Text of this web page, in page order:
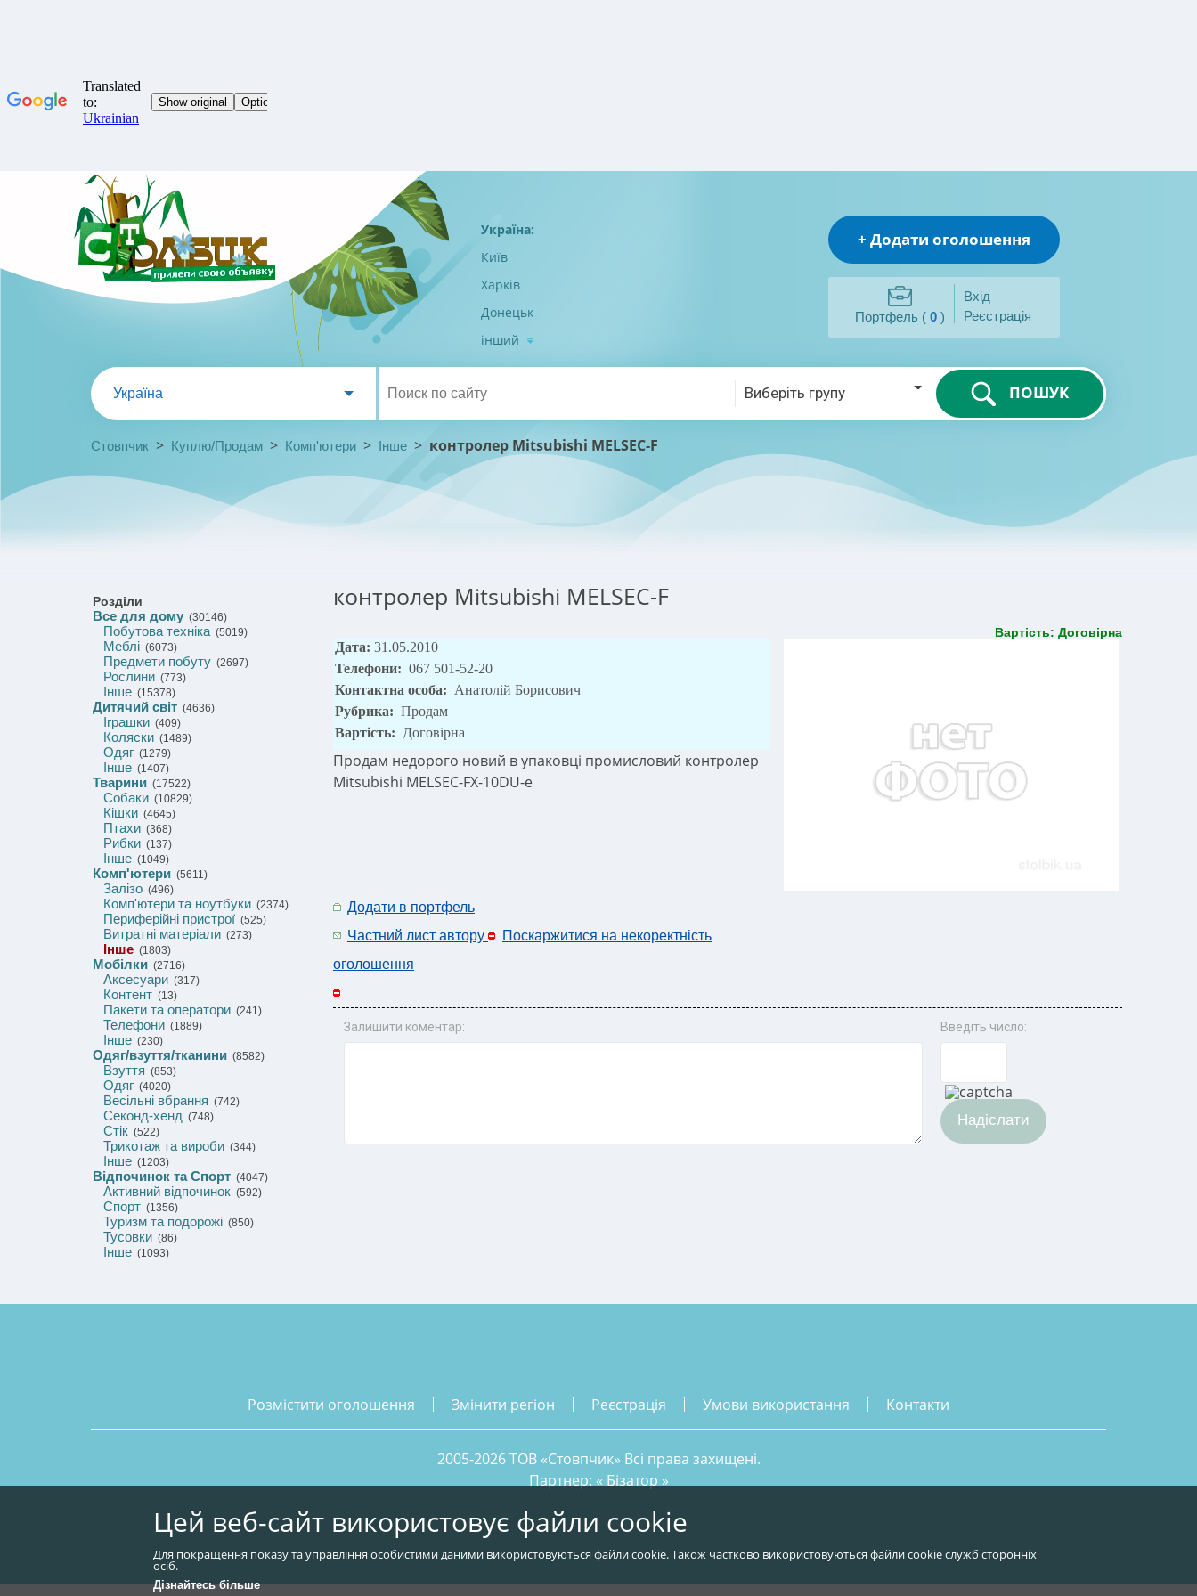
Україна:
Київ
Харків
Донецьк
інший
+ Додати оголошення
Портфель ( 0 )
Вхід
Реєстрація
Україна Виберіть групу ПОШУК
Стовпчик > Куплю/Продам > Комп'ютери > Інше > контролер Mitsubishi MELSEC-F
Розділи
Все для дому (30146)
Побутова техніка(5019)
Меблі (6073)
Предмети побуту (2697)
Рослини (773)
Інше (15378)
Дитячий світ (4636)
Іграшки (409)
Коляски (1489)
Одяг (1279)
Інше (1407)
Тварини (17522)
Собаки (10829)
Кішки (4645)
Птахи (368)
Рибки (137)
Інше (1049)
Комп'ютери (5611)
Залізо (496)
Комп'ютери та ноутбуки (2374)
Периферійні пристрої (525)
Витратні матеріали (273)
Інше (1803)
Мобілки (2716)
Аксесуари (317)
Контент (13)
Пакети та оператори (241)
Телефони (1889)
Інше (230)
Одяг/взуття/тканини (8582)
Взуття (853)
Одяг (4020)
Весільні вбрання (742)
Секонд-хенд (748)
Стік (522)
Трикотаж та вироби (344)
Інше (1203)
Відпочинок та Спорт (4047)
Активний відпочинок (592)
Спорт (1356)
Туризм та подорожі (850)
Тусовки (86)
Інше (1093)
контролер Mitsubishi MELSEC-F
Вартість: Договірна
Дата: 31.05.2010
Телефони: 067 501-52-20
Контактна особа: Анатолій Борисович
Рубрика: Продам
Вартість: Договірна
Продам недорого новий в упаковці промисловий контролер
Mitsubishi MELSEC-FX-10DU-e
Додати в портфель
Частний лист автору
Поскаржитися на некоректність
оголошення
Залишити коментар: Введіть число:
Надіслати
розмістити оголошення змінити регіон реєстрація умови використання контакти
2005-2026 ТОВ «Стовпчик» Всі права захищені.
Партнер: « Бізатор »
Цей веб-сайт використовує файли cookie
Для покращення показу та управління особистими даними використовуються файли cookie. Також частково використовуються файли cookie служб сторонніх
осіб.
Дізнайтесь більше